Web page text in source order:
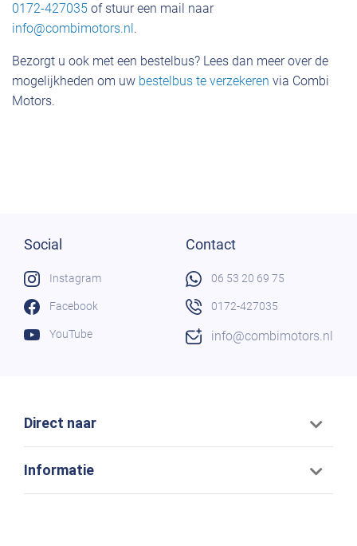
0172-427035 of stuur een mail naar
info@combimotors.nl .
Bezorgt u ook met een bestelbus? Lees dan meer over de
mogelijkheden om uw bestelbus te verzekeren via Combi
Motors.
Direct naar
Informatie
Social
Instagram
Facebook
YouTube
Contact
06 53 20 69 75
0172-427035
info@combimotors.nl